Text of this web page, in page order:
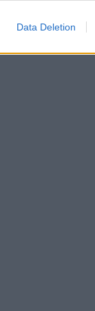
Data Deletion